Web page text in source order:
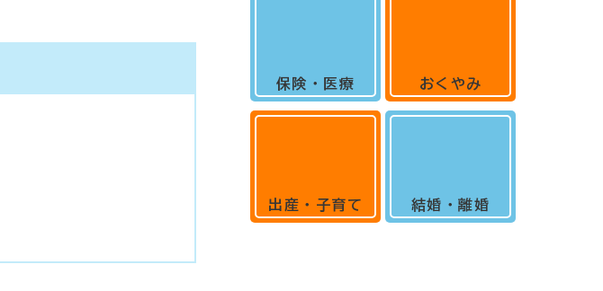
保険・医療
出産・子育て
おくやみ
結婚・離婚